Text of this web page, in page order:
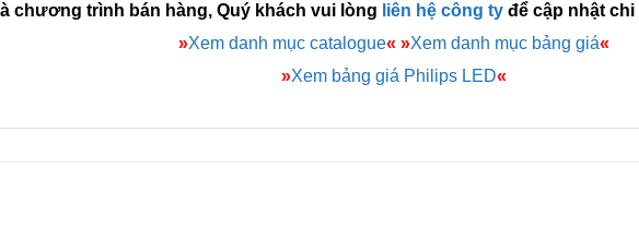
chương trình bán hàng, Quý khách vui lòng liên hệ công ty để cập nhật chi
»Xem danh mục catalogue« »Xem danh mục bảng giá«
»Xem bảng giá Philips LED«